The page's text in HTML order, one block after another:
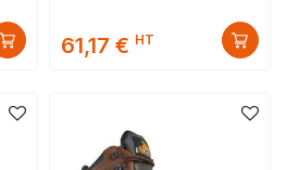
61,17 € HT